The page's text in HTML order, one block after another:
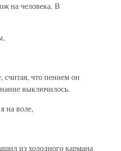
на человека. В
что пением он
выключилось.
на воле,
из холодного кармана